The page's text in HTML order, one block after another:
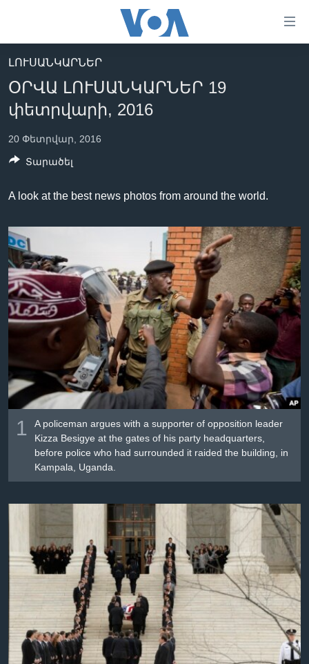
հիմնական
բովանդակությանը
անցնել
հիմնական
բովանդակությանը
բովանդակություն
ԼՈՒՐԵՐ
ՍՓՅՈՒՌՔ
ՏԵՍԱՆՅՈՒԹԵՐ
ՖԻԼՄԵՐ
ՄԵՐ ՄԱՍԻՆ
«ԱՄԵՐԻԿԱՅԻ ՁԱՅՆ»-Ի ԿԱՆՈՆԱԴՐՈՒԹՅՈՒՆ
ԿԱՊ ՄԵԶ ՀԵՏ
Learning English
ՀԵՏԵՒԵՔ ՄԵԶ
Լեզուներ
ԼՈՒՍԱՆԿԱՐՆԵՐ
ՕՐՎԱ ԼՈՒՍԱՆԿԱՐՆԵՐ 19
փետրվարի, 2016
20 Փետրվար, 2016
A look at the best news photos from around the world.
1
A policeman argues with a supporter of opposition leader
Kizza Besigye at the gates of his party headquarters,
before police who had surrounded it raided the building, in
Kampala, Uganda.
Տարածել